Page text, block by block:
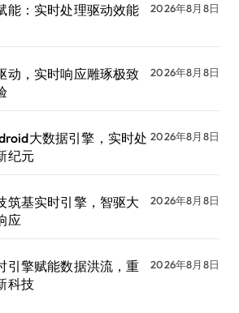
能：实时处理驱动效能
2026年8月8日
动，实时响应雕琢极致
2026年8月8日
大数据引擎，实时处
纪元
2026年8月8日
筑基实时引擎，智驱大
应
2026年8月8日
引擎赋能数据洪流，重
科技
2026年8月8日